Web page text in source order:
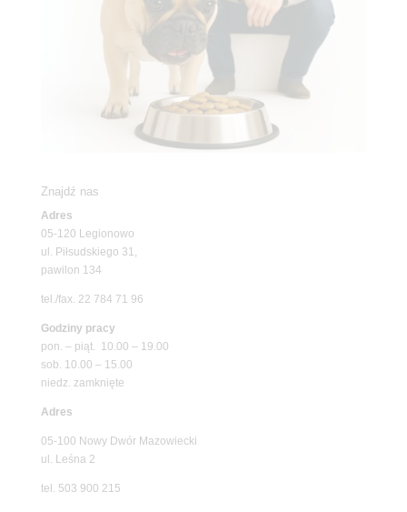
Znajdź nas
Adres
05-120 Legionowo
ul. Piłsudskiego 31,
pawilon 134
tel./fax. 22 784 71 96
Godziny pracy
pon. – piąt. 10.00 – 19.00
sob. 10.00 – 15.00
niedz. zamknięte
Adres
05-100 Nowy Dwór Mazowiecki
ul. Leśna 2
tel. 503 900 215